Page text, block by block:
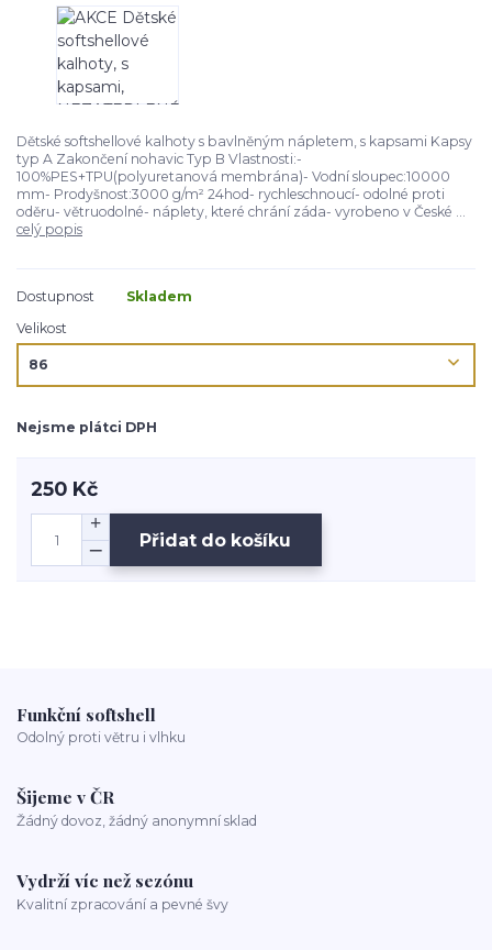
Dětské softshellové kalhoty s bavlněným nápletem, s kapsami Kapsy
typ A Zakončení nohavic Typ B Vlastnosti:-
100%PES+TPU(polyuretanová membrána)- Vodní sloupec:10000
mm- Prodyšnost:3000 g/m² 24hod- rychleschnoucí- odolné proti
oděru- větruodolné- náplety, které chrání záda- vyrobeno v České ...
celý popis
Dostupnost
Skladem
Velikost
Nejsme plátci DPH
250 Kč
Přidat do košíku
Funkční softshell
Odolný proti větru i vlhku
Šijeme v ČR
Žádný dovoz, žádný anonymní sklad
Vydrží víc než sezónu
Kvalitní zpracování a pevné švy